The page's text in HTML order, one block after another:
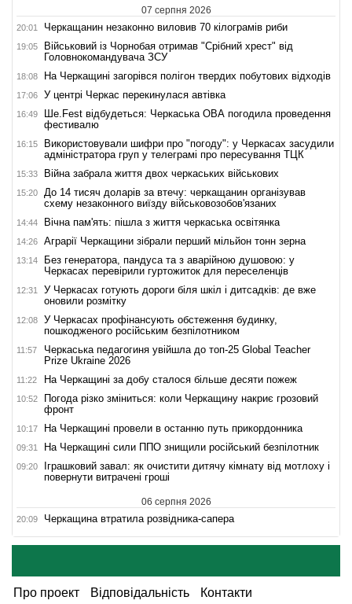
07 серпня 2026
20:01 Черкащанин незаконно виловив 70 кілограмів риби
19:05
Військовий із Чорнобая отримав "Срібний хрест" від
Головнокомандувача ЗСУ
18:08 На Черкащині загорівся полігон твердих побутових відходів
17:06 У центрі Черкас перекинулася автівка
16:49
Ше.Fest відбудеться: Черкаська ОВА погодила проведення
фестивалю
16:15
Використовували шифри про "погоду": у Черкасах засудили
адміністратора груп у телеграмі про пересування ТЦК
15:33 Війна забрала життя двох черкаських військових
15:20
До 14 тисяч доларів за втечу: черкащанин організував
схему незаконного виїзду військовозобов'язаних
14:44 Вічна пам'ять: пішла з життя черкаська освітянка
14:26 Аграрії Черкащини зібрали перший мільйон тонн зерна
13:14
Без генератора, пандуса та з аварійною душовою: у
Черкасах перевірили гуртожиток для переселенців
12:31
У Черкасах готують дороги біля шкіл і дитсадків: де вже
оновили розмітку
12:08
У Черкасах профінансують обстеження будинку,
пошкодженого російським безпілотником
11:57
Черкаська педагогиня увійшла до топ-25 Global Teacher
Prize Ukraine 2026
11:22 На Черкащині за добу сталося більше десяти пожеж
10:52
Погода різко зміниться: коли Черкащину накриє грозовий
фронт
10:17 На Черкащині провели в останню путь прикордонника
09:31 На Черкащині сили ППО знищили російський безпілотник
09:20
Іграшковий завал: як очистити дитячу кімнату від мотлоху і
повернути витрачені гроші
06 серпня 2026
20:09 Черкащина втратила розвідника-сапера
Про проект Відповідальність Контакти